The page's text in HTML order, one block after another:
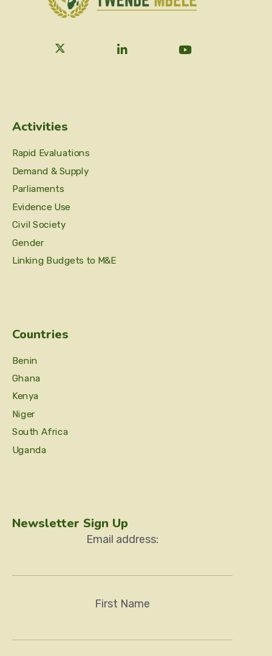
Activities
Rapid Evaluations
Demand & Supply
Parliaments
Evidence Use
Civil Society
Gender
Linking Budgets to M&E
Countries
Benin
Ghana
Kenya
Niger
South Africa
Uganda
Newsletter Sign Up
Email address:
First Name